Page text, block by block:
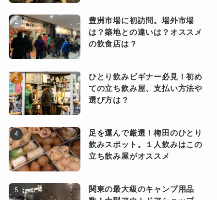
豊洲市場に初訪問。場外市場
は？築地との違いは？オススメ
の飲食店は？
ひとり飲みビギナー必見！初め
ての立ち飲み屋、支払い方法や
選び方は？
足を運んで厳選！梅田のひとり
飲みスポット。１人飲みはこの
立ち飲み屋がオススメ
関東の最大級のキャンプ用品